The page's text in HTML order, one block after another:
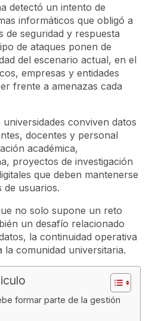
detectó un intento de
informáticos que obligó a
seguridad y respuesta
de ataques ponen de
del escenario actual, en el
empresas y entidades
frente a amenazas cada
universidades conviven datos
docentes y personal
académica,
proyectos de investigación
que deben mantenerse
de usuarios.
no solo supone un reto
un desafío relacionado
la continuidad operativa
comunidad universitaria.
formar parte de la gestión